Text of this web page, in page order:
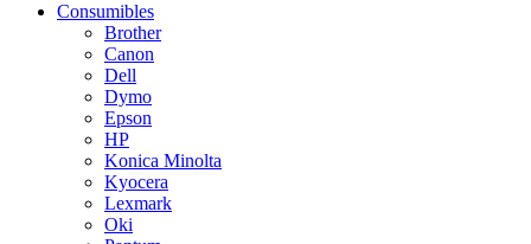
Consumibles
Brother
Canon
Dell
Dymo
Epson
HP
Konica Minolta
Kyocera
Lexmark
Oki